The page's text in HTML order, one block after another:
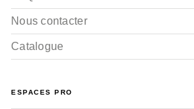
Nous contacter
Catalogue
ESPACES PRO